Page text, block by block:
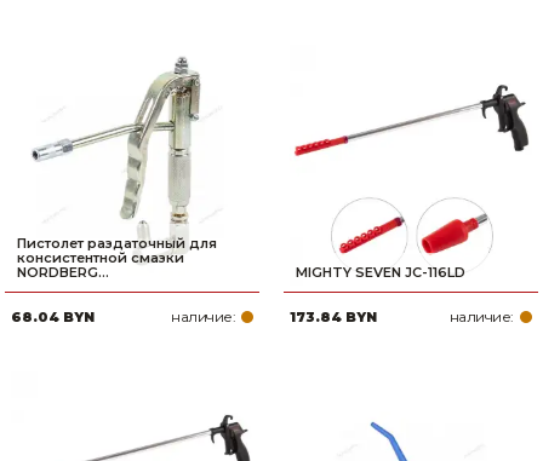
Пистолет раздаточный для
консистентной смазки
NORDBERG...
68.04 BYN наличие:
MIGHTY SEVEN JC-116LD
173.84 BYN наличие: